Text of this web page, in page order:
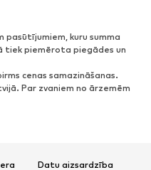
pasūtījumiem, kuru summa
tiek piemērota piegādes un
cenas samazināšanas.
Par zvaniem no ārzemēm
Datu aizsardzība